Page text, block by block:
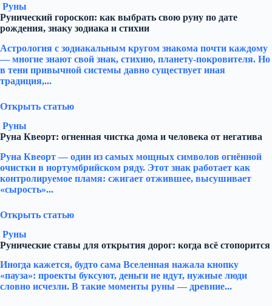
Руны
Рунический гороскоп: как выбрать свою руну по дате
рождения, знаку зодиака и стихии
Астрология с зодиакальным кругом знакома почти каждому
— многие знают свой знак, стихию, планету-покровителя. Но
в тени привычной системы давно существует иная
традиция,...
Открыть статью
Руны
Руна Квеорт: огненная чистка дома и человека от негатива
Руна Квеорт — один из самых мощных символов огнённой
очистки в нортумбрийском ряду. Этот знак работает как
контролируемое пламя: сжигает отжившее, высушивает
«сырость»...
Открыть статью
Руны
Рунические ставы для открытия дорог: когда всё стопорится
Иногда кажется, будто сама Вселенная нажала кнопку
«пауза»: проекты буксуют, деньги не идут, нужные люди
словно исчезли. В такие моменты руны — древние...